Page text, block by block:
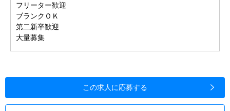
フリーター歓迎
ブランクＯＫ
第二新卒歓迎
大量募集
この求人に応募する